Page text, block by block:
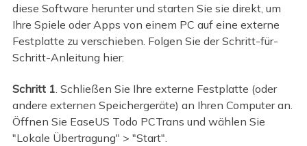
diese Software herunter und starten Sie sie direkt, um
Ihre Spiele oder Apps von einem PC auf eine externe
Festplatte zu verschieben. Folgen Sie der Schritt-für-
Schritt-Anleitung hier:
Schritt 1. Schließen Sie Ihre externe Festplatte (oder
andere externen Speichergeräte) an Ihren Computer an.
Öffnen Sie EaseUS Todo PCTrans und wählen Sie
"Lokale Übertragung" > "Start".